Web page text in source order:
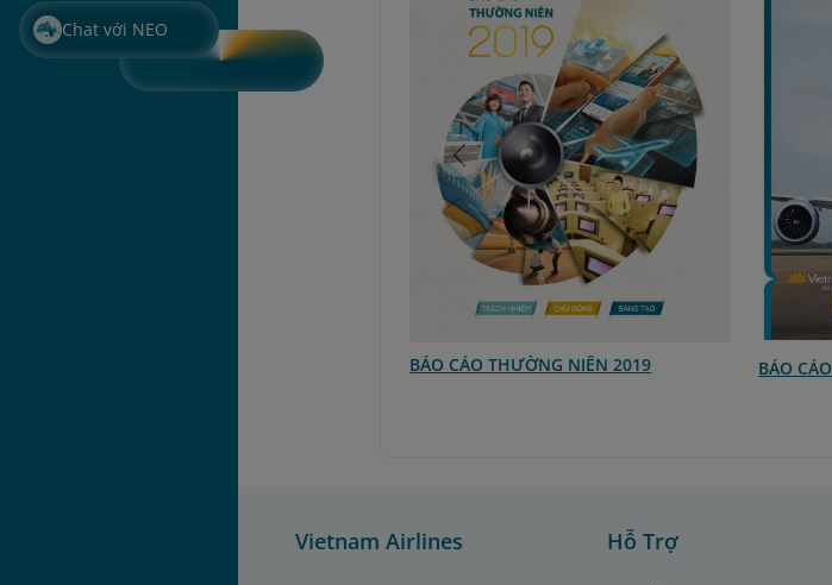
Chat với NEO
BÁO CÁO THƯỜNG NIÊN 2018 BÁO CÁO THƯỜNG NIÊN 2017
Vietnam Airlines Hỗ Trợ